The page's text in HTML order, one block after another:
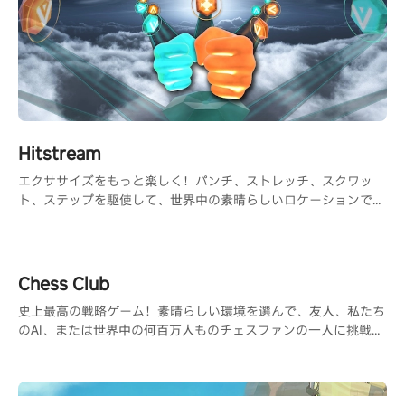
Hitstream
エクササイズをもっと楽しく！パンチ、ストレッチ、スクワッ
ト、ステップを駆使して、世界中の素晴らしいロケーションで楽
Chess Club
史上最高の戦略ゲーム！素晴らしい環境を選んで、友人、私たち
のAI、または世界中の何百万人ものチェスファンの一人に挑戦し